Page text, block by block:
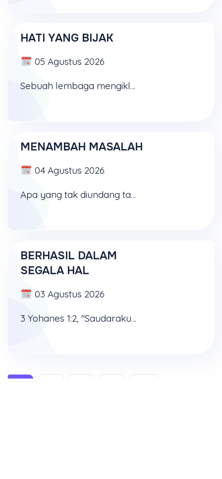
HATI YANG BIJAK
05 Agustus 2026
Sebuah lembaga mengiklankan diri dengan kalimat: "Mengatasi masalah tanpa masalah". Mungkin itu hanya sebuah slogan. Namun, tentu ada yang dapat melakukannya, yaitu Tuhan sendiri. Mengapa? Sebab ...
MENAMBAH MASALAH
04 Agustus 2026
Apa yang tak diundang tapi dapat datang dengan sendirinya? Yaitu adalah masalah. Musa sendiri, salah satu dari penulis dalam mazmur, pernah mengatakan bahwa "kebanggaan" dalam hidup seseorang ...
BERHASIL DALAM
SEGALA HAL
03 Agustus 2026
3 Yohanes 1:2, "Saudaraku yang kekasih, aku berdoa, semoga engkau baik-baik dan sehat-sehat saja dalam segala sesuatu, sama seperti jiwamu baik-baik saja." Saudara yang saya kasihi, saya ...